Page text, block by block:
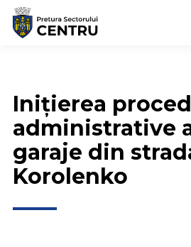
Inițierea
administrative
garaje din
Korolenko